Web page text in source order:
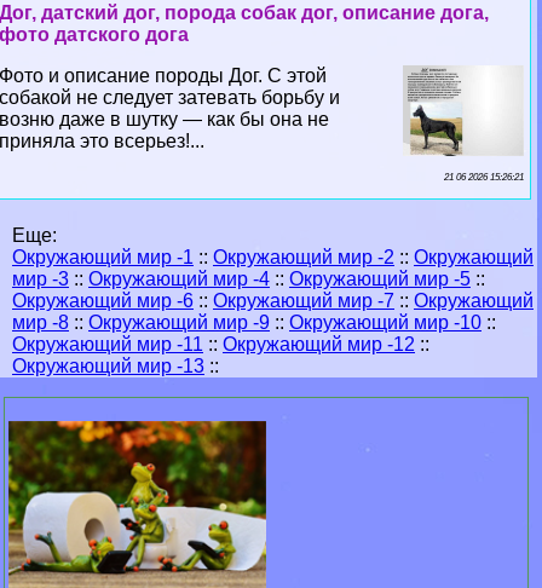
Дог, датский дог, порода собак дог, описание дога,
фото датского дога
Фото и описание породы Дог. С этой
собакой не следует затевать борьбу и
возню даже в шутку — как бы она не
приняла это всерьез!...
21 06 2026 15:26:21
Еще:
Окружающий мир -1 :: Окружающий мир -2 :: Окружающий
мир -3 :: Окружающий мир -4 :: Окружающий мир -5 ::
Окружающий мир -6 :: Окружающий мир -7 :: Окружающий
мир -8 :: Окружающий мир -9 :: Окружающий мир -10 ::
Окружающий мир -11 :: Окружающий мир -12 ::
Окружающий мир -13 ::